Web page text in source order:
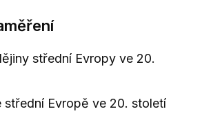
střední Evropy ve 20.
střední Evropě ve 20. století